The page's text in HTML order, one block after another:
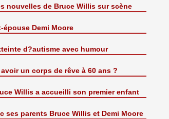
nouvelles de Bruce Willis sur scène
épouse Demi Moore
d?autisme avec humour
un corps de rêve à 60 ans ?
Willis a accueilli son premier enfant
ses parents Bruce Willis et Demi Moore